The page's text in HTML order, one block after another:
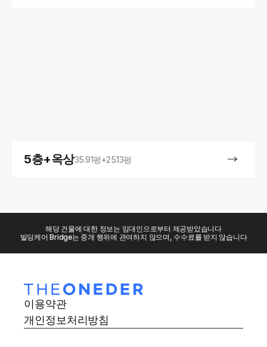
5층+옥상35.91평+25.13평
해당 건물에 대한 정보는 임대인으로부터 제공받았습니다
빌딩케어 Bridge는 중개 행위에 관여하지 않으며, 수수료를 받지 않습니다
이용약관
개인정보처리방침